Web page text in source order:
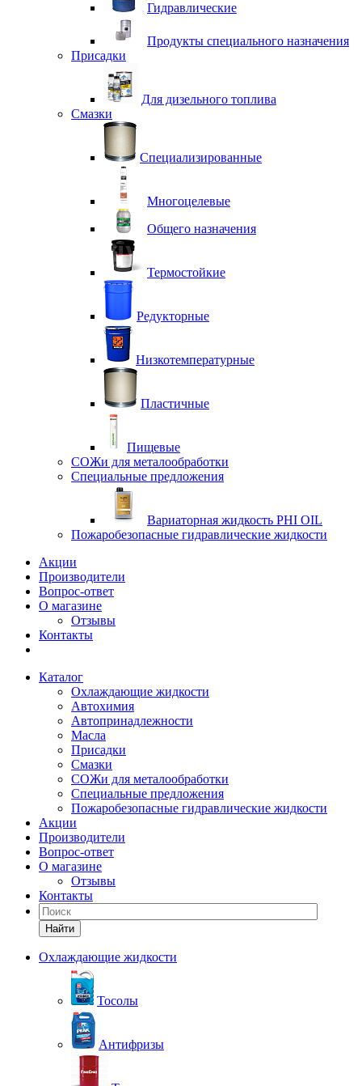
Гидравлические
Продукты специального назначения
Присадки
Для дизельного топлива
Смазки
Специализированные
Многоцелевые
Общего назначения
Термостойкие
Редукторные
Низкотемпературные
Пластичные
Пищевые
СОЖи для металообработки
Специальные предложения
Вариаторная жидкость PHI OIL
Пожаробезопасные гидравлические жидкости
Акции
Производители
Вопрос-ответ
О магазине
Отзывы
Контакты
Каталог
Охлаждающие жидкости
Автохимия
Автопринадлежности
Масла
Присадки
Смазки
СОЖи для металообработки
Специальные предложения
Пожаробезопасные гидравлические жидкости
Акции
Производители
Вопрос-ответ
О магазине
Отзывы
Контакты
Найти
Охлаждающие жидкости
Тосолы
Антифризы